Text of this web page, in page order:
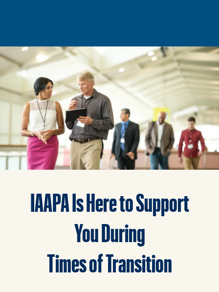
IAAPA Is Here to Support
You During
Times of Transition